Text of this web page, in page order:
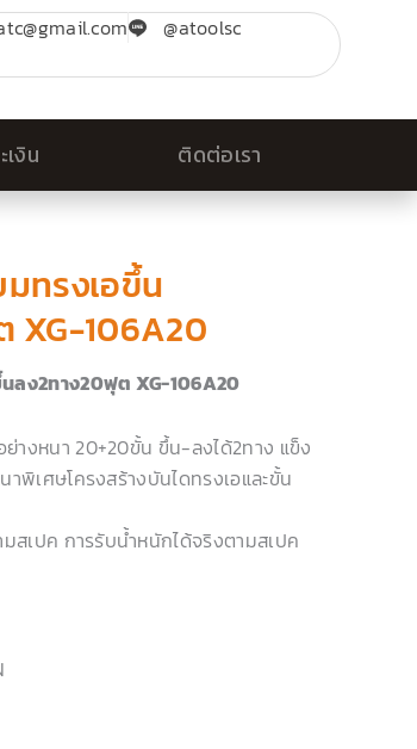
@atoolsc
เงิน ติดต่อเรา
ทรงเอขึ้น
XG-106A20
ลง2ทาง20ฟุต XG-106A20
างหนา 20+20ขั้น ขึ้น-ลงได้2ทาง แข็ง
พิเศษโครงสร้างบันไดทรงเอและขั้น
สเปค การรับน้ำหนักได้จริงตามสเปค